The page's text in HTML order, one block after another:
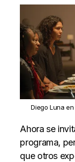
Diego Luna en
Ahora se
programa,
que otros